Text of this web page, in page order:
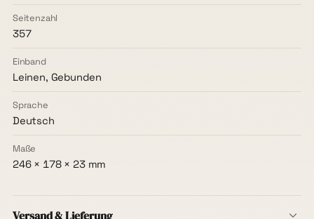
Seitenzahl
357
Einband
Leinen, Gebunden
Sprache
Deutsch
Maße
246 × 178 × 23 mm
Versand & Lieferung